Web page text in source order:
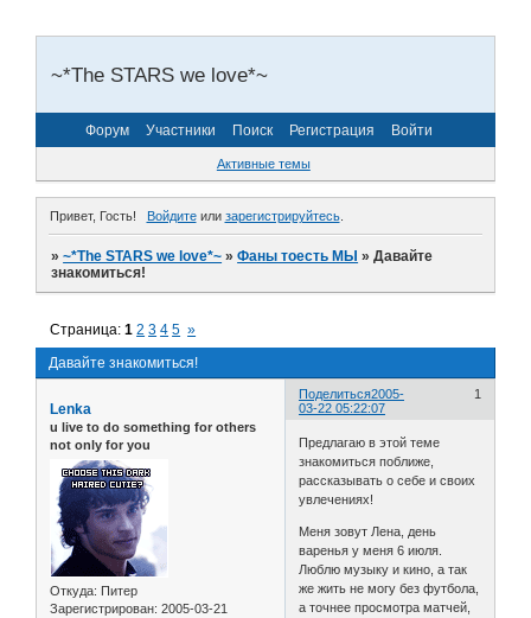
~*The STARS we love*~
Форум Участники Поиск Регистрация Войти
Активные темы
Привет, Гость! Войдитеили зарегистрируйтесь.
»~*The STARS we love*~ »Фаны тоесть МЫ »Давайте
знакомиться!
Давайте знакомиться!
Страница:1 2 3 4 5 »
Поделиться 1
2005-
03-22 05:22:07
Lenka
u live to do something for others
not only for you
Откуда: Питер
Зарегистрирован: 2005-03-21
Предлагаю в этой теме
знакомиться поближе,
рассказывать о себе и своих
увлечениях!
Меня зовут Лена, день
варенья у меня 6 июля.
Люблю музыку и кино, а так
же жить не могу без футбола,
а точнее просмотра матчей,